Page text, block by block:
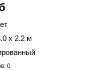
х 2.2 м
0